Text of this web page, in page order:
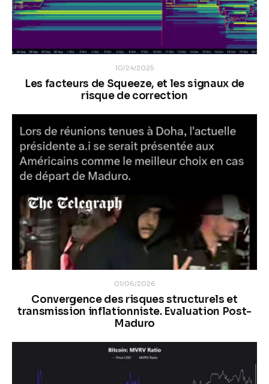
10/24/2025
Les facteurs de Squeeze, et les signaux de
risque de correction
01/06/2026
Convergence des risques structurels et
transmission inflationniste. Evaluation Post-
Maduro